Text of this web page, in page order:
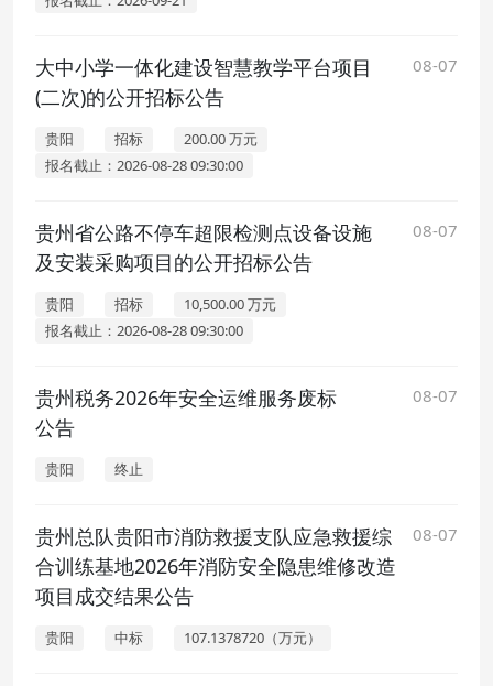
大中小学一体化建设智慧教学平台项目
(二次)的公开招标公告
08-07
贵阳 招标
200.00 万元
报名截止：2026-08-28 09:30:00
贵州省公路不停车超限检测点设备设施
及安装采购项目的公开招标公告
08-07
贵阳 招标
10,500.00 万元
报名截止：2026-08-28 09:30:00
贵州税务2026年安全运维服务废标
公告
08-07
贵阳 终止
贵州总队贵阳市消防救援支队应急救援综
合训练基地2026年消防安全隐患维修改造
项目成交结果公告
08-07
贵阳 中标 107.1378720（万元）